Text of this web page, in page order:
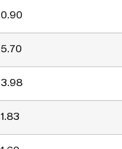
0.90
5.70
3.98
1.83